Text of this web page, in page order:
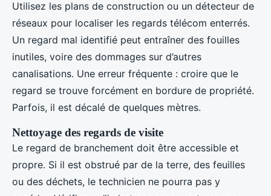
Utilisez les plans de construction ou un détecteur de
réseaux pour localiser les regards télécom enterrés.
Un regard mal identifié peut entraîner des fouilles
inutiles, voire des dommages sur d’autres
canalisations. Une erreur fréquente : croire que le
regard se trouve forcément en bordure de propriété.
Parfois, il est décalé de quelques mètres.
Nettoyage des regards de visite
Le regard de branchement doit être accessible et
propre. Si il est obstrué par de la terre, des feuilles
ou des déchets, le technicien ne pourra pas y